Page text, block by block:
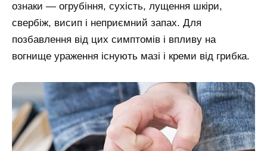
ознаки — огрубіння, сухість, лущення шкіри,
свербіж, висип і неприємний запах. Для
позбавлення від цих симптомів і впливу на
вогнище ураження існують мазі і креми від грибка.